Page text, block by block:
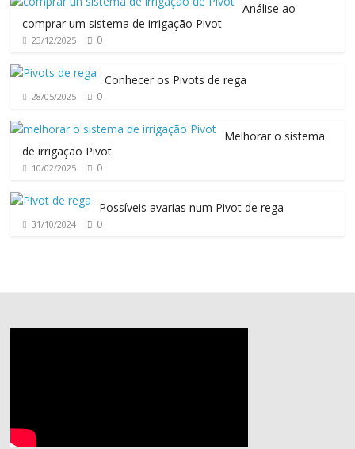
Análise ao
comprar um sistema de irrigação Pivot
23/12/2025 0
Conhecer os Pivots de rega
28/05/2025 0
Melhorar o sistema
de irrigação Pivot
10/02/2025 0
Possíveis avarias num Pivot de rega
31/10/2024 0